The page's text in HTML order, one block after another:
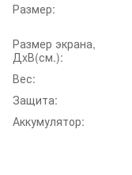
Размер:
Размер экрана,
ДxВ(см.):
Вес:
Защита:
Аккумулятор: